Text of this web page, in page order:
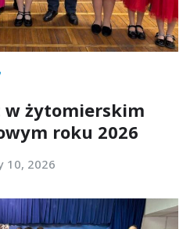
w żytomierskim
roku 2026
10, 2026